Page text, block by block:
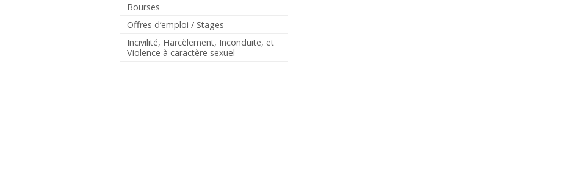
Bourses
Offres d’emploi / Stages
Incivilité, Harcèlement, Inconduite, et
Violence à caractère sexuel